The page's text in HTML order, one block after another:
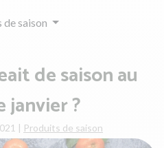
saison
de saison au
janvier ?
| Produits de saison